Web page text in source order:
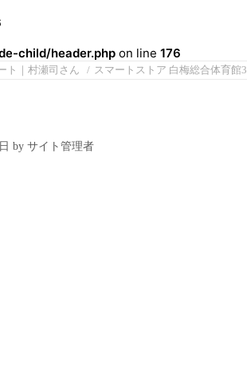
child/header.php on line 176
ト｜村瀬司さん スマートストア 白梅総合体育館3
by サイト管理者